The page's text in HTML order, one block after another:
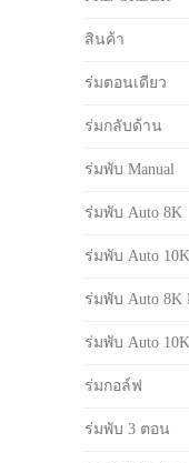
สินค้า
ร่มตอนเดียว
ร่มกลับด้าน
ร่มพับ Manual
ร่มพับ Auto 8K
ร่มพับ Auto 10K
ร่มพับ Auto 8K
ร่มพับ Auto
ร่มกอล์ฟ
ร่มพับ 3 ตอน